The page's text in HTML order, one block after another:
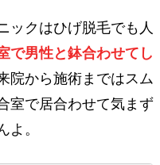
ックはひげ脱毛でも人
で男性と鉢合わせてし
院から施術まではスム
室で居合わせて気まず
よ。